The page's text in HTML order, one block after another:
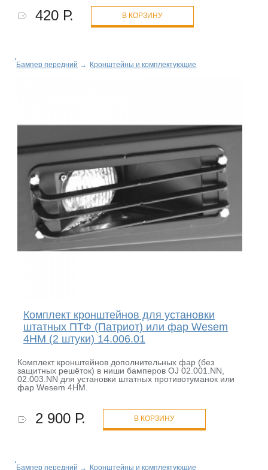
420 Р. В КОРЗИНУ
Бампер передний → Кронштейны и комплектующие
Комплект кронштейнов для установки
штатных ПТФ (Патриот) или фар Wesem
4HM (2 штуки) 14.006.01
Комплект кронштейнов дополнительных фар (без
защитных решёток) в ниши бамперов OJ 02.001.NN,
02.003.NN для установки штатных противотуманок или
фар Wesem 4HM.
2 900 Р. В КОРЗИНУ
Бампер передний → Кронштейны и комплектующие